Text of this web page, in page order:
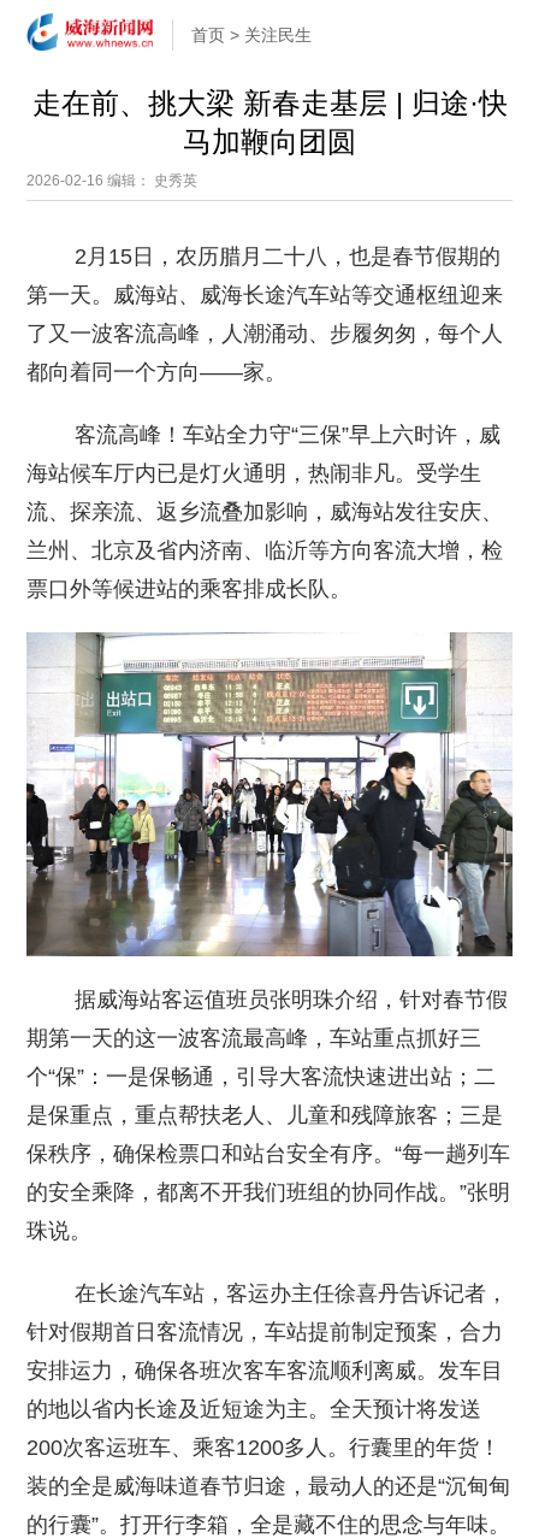
首页 > 关注民生
走在前、挑大梁 新春走基层 | 归途·快
马加鞭向团圆
2026-02-16编辑： 史秀英
2月15日，农历腊月二十八，也是春节假期的
第一天。威海站、威海长途汽车站等交通枢纽迎来
了又一波客流高峰，人潮涌动、步履匆匆，每个人
都向着同一个方向——家。
客流高峰！车站全力守“三保”早上六时许，威
海站候车厅内已是灯火通明，热闹非凡。受学生
流、探亲流、返乡流叠加影响，威海站发往安庆、
兰州、北京及省内济南、临沂等方向客流大增，检
票口外等候进站的乘客排成长队。
据威海站客运值班员张明珠介绍，针对春节假
期第一天的这一波客流最高峰，车站重点抓好三
个“保”：一是保畅通，引导大客流快速进出站；二
是保重点，重点帮扶老人、儿童和残障旅客；三是
保秩序，确保检票口和站台安全有序。“每一趟列车
的安全乘降，都离不开我们班组的协同作战。”张明
珠说。
在长途汽车站，客运办主任徐喜丹告诉记者，
针对假期首日客流情况，车站提前制定预案，合力
安排运力，确保各班次客车客流顺利离威。发车目
的地以省内长途及近短途为主。全天预计将发送
200次客运班车、乘客1200多人。行囊里的年货！
装的全是威海味道春节归途，最动人的还是“沉甸甸
的行囊”。打开行李箱，全是藏不住的思念与年味。